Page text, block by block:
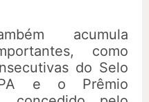
acumula
como
do Selo
e o Prêmio